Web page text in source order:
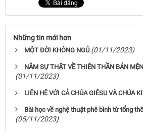
Những tin mới hơn
MỘT ĐỜI KHÔNG NGỦ (01/11/2023)
NĂM SỰ THẬT VỀ THIÊN THẦN BẢN
(01/11/2023)
LIÊN HỆ VỚI CẢ CHÚA GIÊSU VÀ CHÚA
Bài học về nghệ thuật phê bình từ tổng
(05/11/2023)